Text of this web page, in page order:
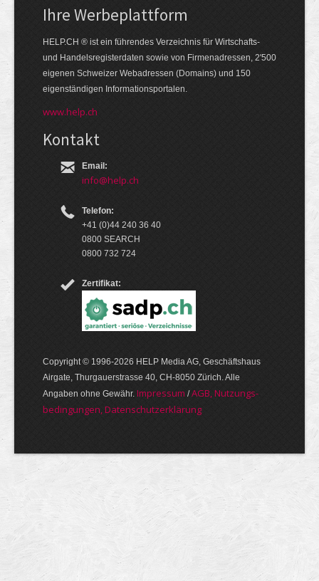
Ihre Werbe­platt­form
HELP.CH ® ist ein führendes Ver­zeich­nis für Wirt­schafts-
und Handels­register­daten so­wie von Firmen­adressen, 2'500
eige­nen Schweizer Web­adressen (Domains) und 150
eigen­ständigen Infor­mations­por­talen.
www.help.ch
Kontakt
Email:
info@help.ch
Telefon:
+41 (0)44 240 36 40
0800 SEARCH
0800 732 724
Zertifikat:
Copyright © 1996-2026 HELP Media AG, Geschäftshaus
Airgate, Thurgauer­strasse 40, CH-8050 Zürich. Alle
Angaben ohne Gewähr. Im­pres­sum /AGB, Nut­zungs­
bedin­gungen, Daten­schutz­er­klärung